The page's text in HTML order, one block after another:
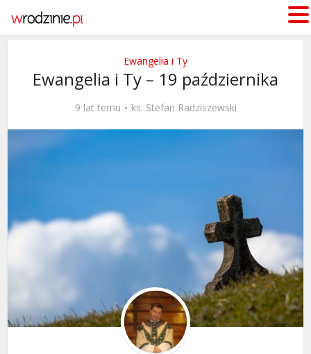
Ewangelia i Ty
Ewangelia i Ty – 19 października
9 lat temu ks. Stefan Radziszewski